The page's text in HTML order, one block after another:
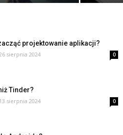
projektowanie aplikacji?
sierpnia 2024 0
Tinder?
13 sierpnia 2024 0